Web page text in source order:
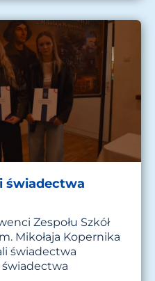
świadectwa
Zespołu Szkół
Mikołaja Kopernika
świadectwa
świadectwa